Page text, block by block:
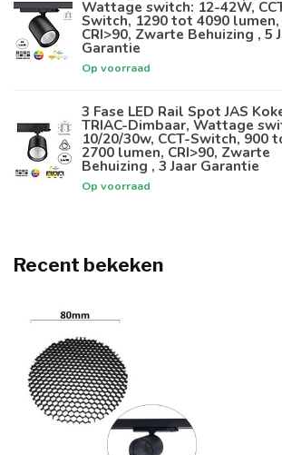
Wattage switch: 12-42W,
Switch, 1290 tot 4090 lumen,
CRI>90, Zwarte Behuizing , 5
Garantie
Op voorraad
3 Fase LED Rail Spot JAS
TRIAC-Dimbaar, Wattage
10/20/30w, CCT-Switch, 900
2700 lumen, CRI>90, Zwarte
Behuizing , 3 Jaar Garantie
Op voorraad
Recent bekeken